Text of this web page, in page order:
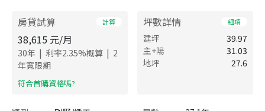
房貸試算 計算
38,615 元/月
30年 | 利率2.35%概算 | 2
年寬限期
​符合首購資格嗎?
坪數詳情 細項
建坪
39.97
主+陽
31.03
地坪
27.6